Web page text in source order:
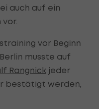
auch auf ein
vor Beginn
musste auf
Rangnick jeder
bestätigt werden,